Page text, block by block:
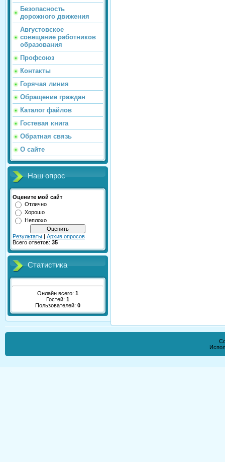
Безопасность
дорожного движения
Августовское
совещание работников
образования
Профсоюз
Контакты
Горячая линия
Обращение граждан
Каталог файлов
Гостевая книга
Обратная связь
О сайте
Наш опрос
Оцените мой сайт
Отлично
Хорошо
Неплохо
Результаты | Архив опросов
Всего ответов: 35
Статистика
Онлайн всего: 1
Гостей: 1
Пользователей: 0